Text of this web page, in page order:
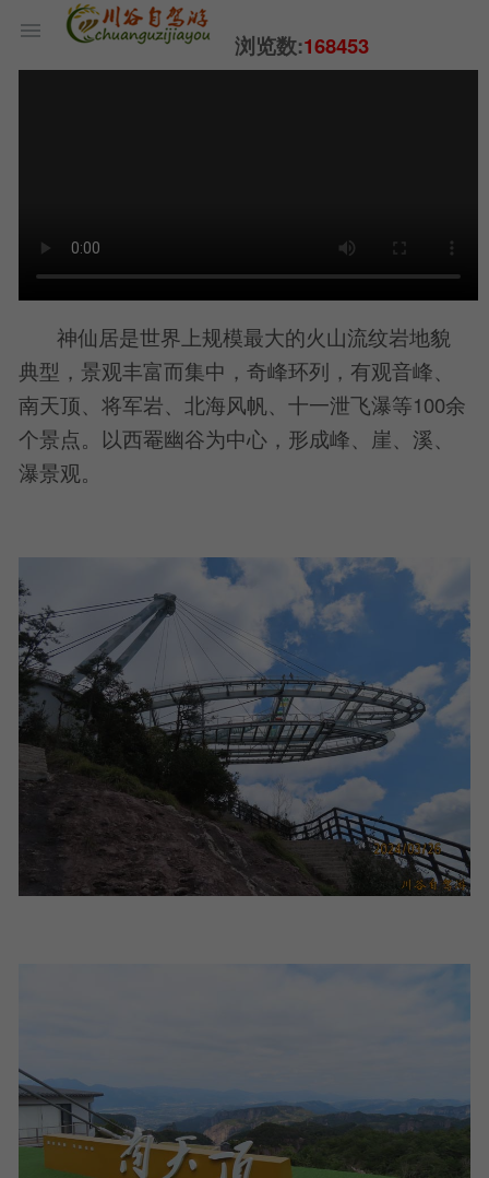
浏览数:168453
神仙居是世界上规模最大的火山流纹岩地貌
典型，景观丰富而集中，奇峰环列，有观音峰、
南天顶、将军岩、北海风帆、十一泄飞瀑等100余
个景点。以西罨幽谷为中心，形成峰、崖、溪、
瀑景观。